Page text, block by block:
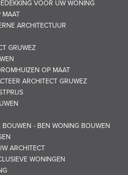
VOOR UW WONING
MAAT
ARCHITECTUUR
GRUWEZ
OP MAAT
ARCHITECT GRUWEZ
BOUWEN - BEN WONING BOUWEN
ARCHITECT
WONINGEN